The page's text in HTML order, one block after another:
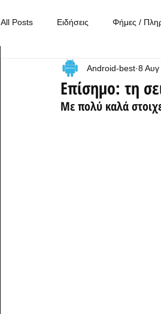
All Posts Ειδήσεις Φήμες /
Συγκρίσεις Χρήσιμα
Επίσημο: τη
Android-best 8
Με πολύ καλά